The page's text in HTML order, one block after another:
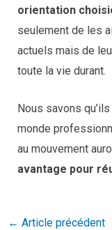
orientation
seulement de les
actuels mais de
toute la vie durant.
Nous savons
monde
au mouvement
avantage pour
← Article précédent